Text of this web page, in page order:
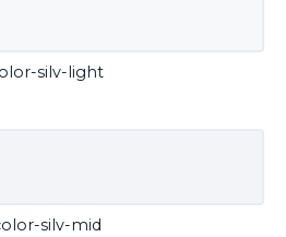
silv-light
silv-mid